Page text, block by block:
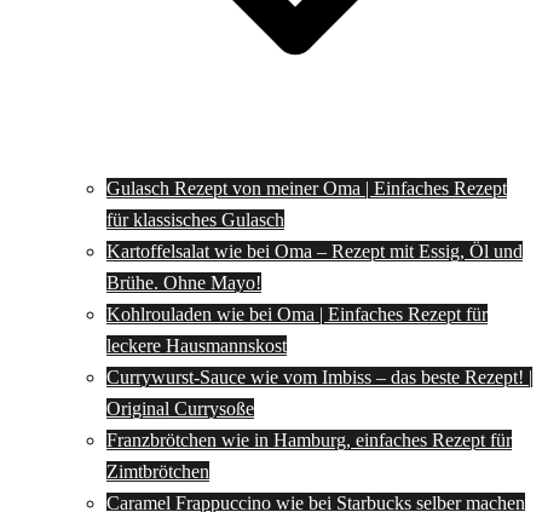
Gulasch Rezept von meiner Oma | Einfaches Rezept
für klassisches Gulasch
Kartoffelsalat wie bei Oma – Rezept mit Essig, Öl und
Brühe. Ohne Mayo!
Kohlrouladen wie bei Oma | Einfaches Rezept für
leckere Hausmannskost
Currywurst-Sauce wie vom Imbiss – das beste Rezept! |
Original Currysoße
Franzbrötchen wie in Hamburg, einfaches Rezept für
Zimtbrötchen
Caramel Frappuccino wie bei Starbucks selber machen